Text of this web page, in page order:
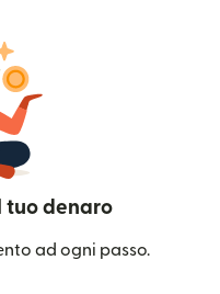
tuo denaro
ad ogni passo.